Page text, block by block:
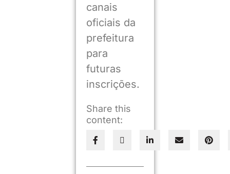
canais
oficiais da
prefeitura
para
futuras
inscrições.
Share this
content: